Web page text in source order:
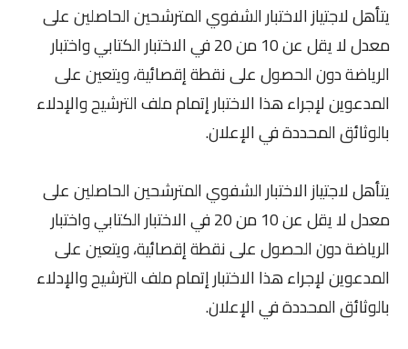
يتأهل لاجتياز الاختبار الشفوي المترشحين الحاصلين على
معدل لا يقل عن 10 من 20 في الاختبار الكتابي واختبار
الرياضة دون الحصول على نقطة إقصائية، ويتعين على
المدعوين لإجراء هذا الاختبار إتمام ملف الترشيح والإدلاء
بالوثائق المحددة في الإعلان.
يتأهل لاجتياز الاختبار الشفوي المترشحين الحاصلين على
معدل لا يقل عن 10 من 20 في الاختبار الكتابي واختبار
الرياضة دون الحصول على نقطة إقصائية، ويتعين على
المدعوين لإجراء هذا الاختبار إتمام ملف الترشيح والإدلاء
بالوثائق المحددة في الإعلان.